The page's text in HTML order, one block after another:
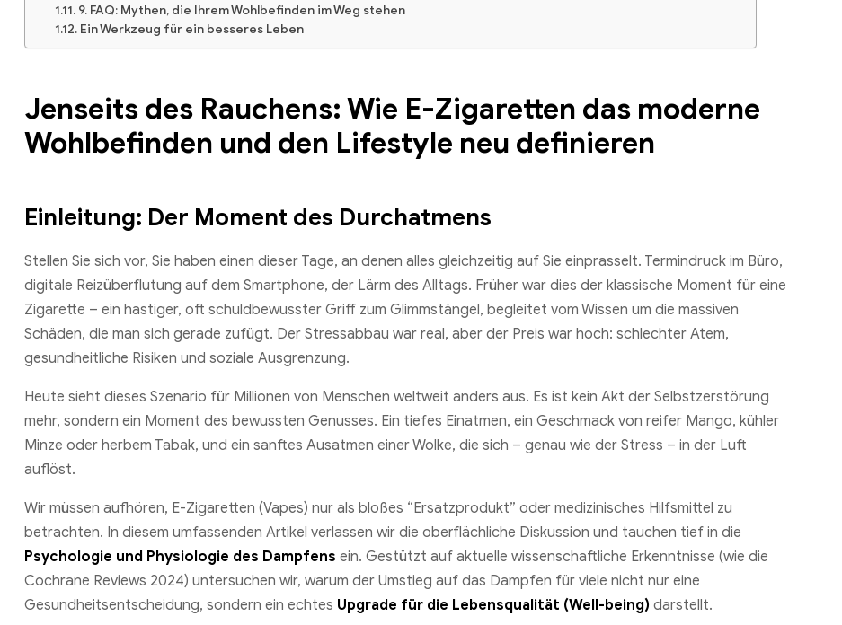
9. FAQ: Mythen, die Ihrem Wohlbefinden im Weg stehen
Ein Werkzeug für ein besseres Leben
Jenseits des Rauchens: Wie E-Zigaretten das moderne
Wohlbefinden und den Lifestyle neu definieren
Einleitung: Der Moment des Durchatmens
Stellen Sie sich vor, Sie haben einen dieser Tage, an denen alles gleichzeitig auf Sie einprasselt. Termindruck im Büro,
digitale Reizüberflutung auf dem Smartphone, der Lärm des Alltags. Früher war dies der klassische Moment für eine
Zigarette – ein hastiger, oft schuldbewusster Griff zum Glimmstängel, begleitet vom Wissen um die massiven
Schäden, die man sich gerade zufügt. Der Stressabbau war real, aber der Preis war hoch: schlechter Atem,
gesundheitliche Risiken und soziale Ausgrenzung.
Heute sieht dieses Szenario für Millionen von Menschen weltweit anders aus. Es ist kein Akt der Selbstzerstörung
mehr, sondern ein Moment des bewussten Genusses. Ein tiefes Einatmen, ein Geschmack von reifer Mango, kühler
Minze oder herbem Tabak, und ein sanftes Ausatmen einer Wolke, die sich – genau wie der Stress – in der Luft
auflöst.
Wir müssen aufhören, E-Zigaretten (Vapes) nur als bloßes “Ersatzprodukt” oder medizinisches Hilfsmittel zu
betrachten. In diesem umfassenden Artikel verlassen wir die oberflächliche Diskussion und tauchen tief in die
Psychologie und Physiologie des Dampfens ein. Gestützt auf aktuelle wissenschaftliche Erkenntnisse (wie die
Cochrane Reviews 2024) untersuchen wir, warum der Umstieg auf das Dampfen für viele nicht nur eine
Gesundheitsentscheidung, sondern ein echtes Upgrade für die Lebensqualität (Well-being) darstellt.